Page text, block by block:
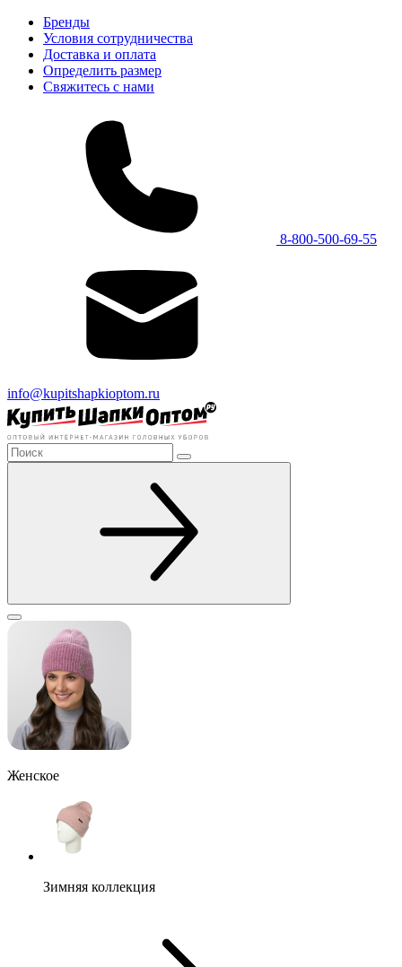
Бренды
Условия сотрудничества
Доставка и оплата
Определить размер
Свяжитесь с нами
8-800-500-69-55
info@kupitshapkioptom.ru
Женское
Зимняя коллекция